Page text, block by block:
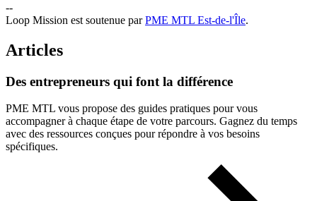
--
Loop Mission est soutenue parPME MTL Est-de-l'Île.
Articles
Des entrepreneurs qui font la différence
PME MTL vous propose des guides pratiques pour vous
accompagner à chaque étape de votre parcours. Gagnez du temps
avec des ressources conçues pour répondre à vos besoins
spécifiques.